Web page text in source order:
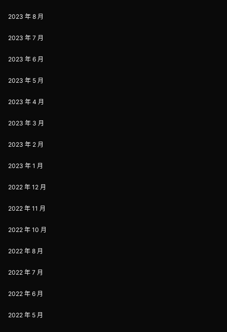
2023 年 8 月
2023 年 7 月
2023 年 6 月
2023 年 5 月
2023 年 4 月
2023 年 3 月
2023 年 2 月
2023 年 1 月
2022 年 12 月
2022 年 11 月
2022 年 10 月
2022 年 8 月
2022 年 7 月
2022 年 6 月
2022 年 5 月